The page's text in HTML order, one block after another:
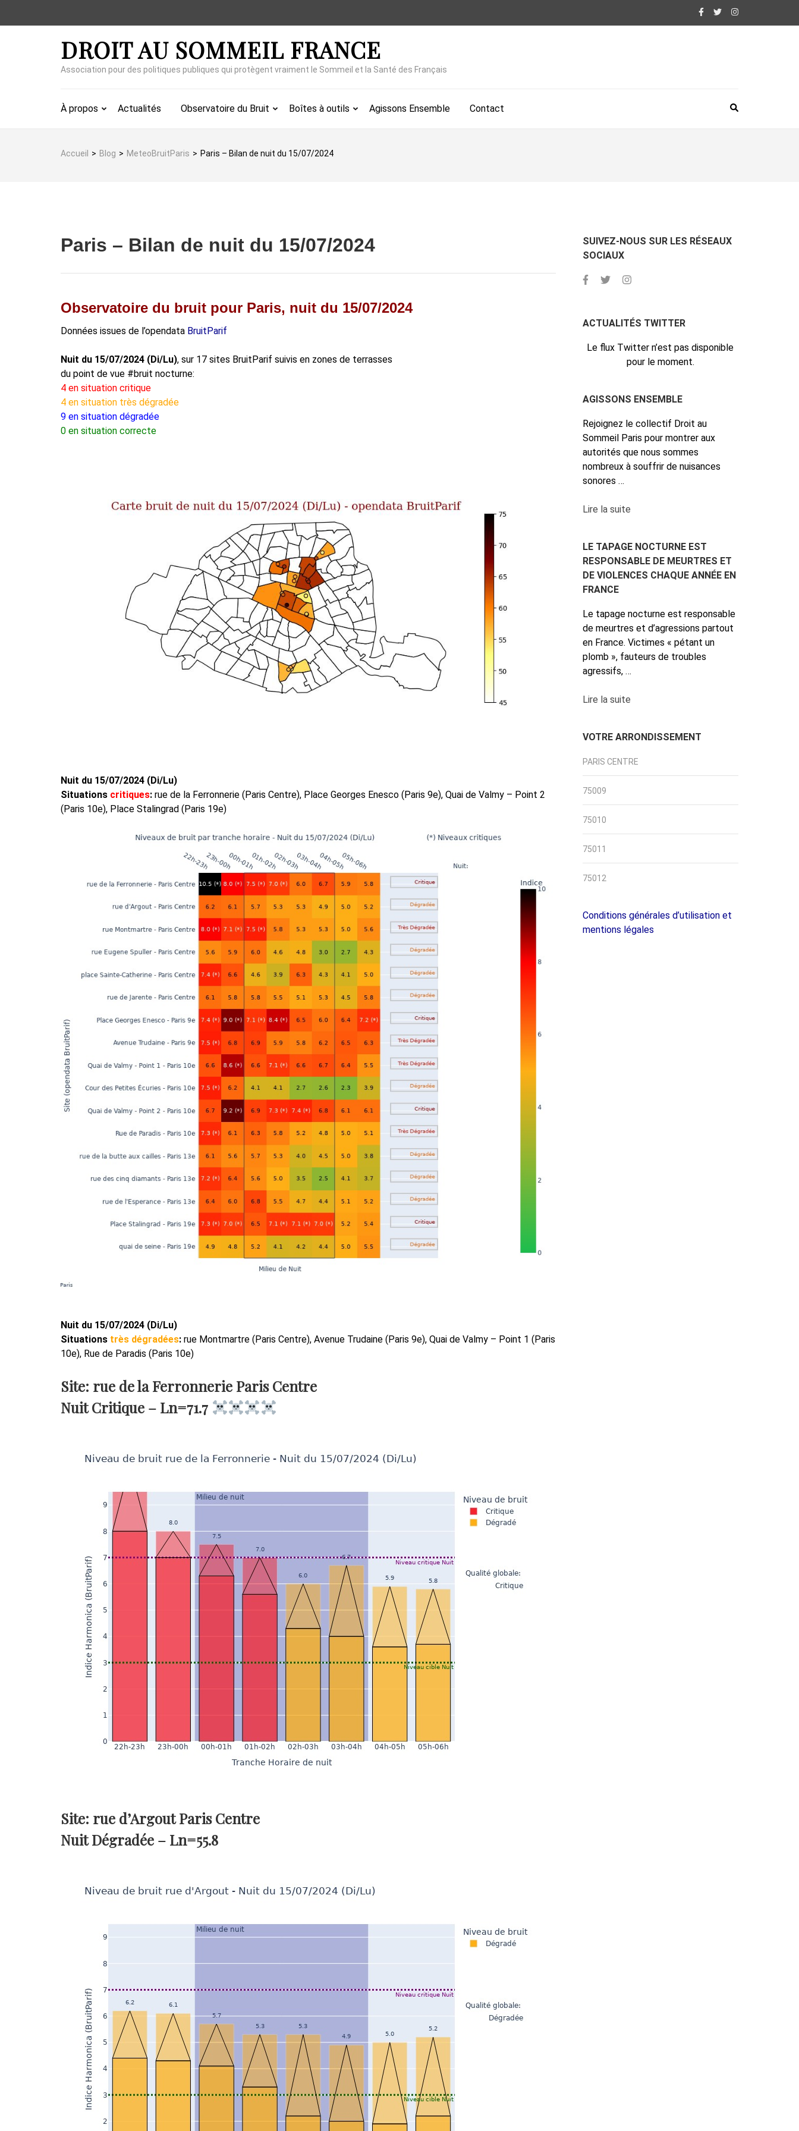
DROIT AU SOMMEIL FRANCE
Association pour des politiques publiques qui protègent vraiment le Sommeil et la Santé des Français
À propos Actualités Observatoire du Bruit Boîtes à outils Agissons Ensemble Contact
Accueil > Blog > MeteoBruitParis > Paris – Bilan de nuit du 15/07/2024
Paris – Bilan de nuit du 15/07/2024
Observatoire du bruit pour Paris, nuit du 15/07/2024
Données issues de l’opendata BruitParif
Nuit du 15/07/2024 (Di/Lu), sur 17 sites BruitParif suivis en zones de terrasses
du point de vue #bruit nocturne:
4 en situation critique
4 en situation très dégradée
9 en situation dégradée
0 en situation correcte
Nuit du 15/07/2024 (Di/Lu)
Situations critiques: rue de la Ferronnerie (Paris Centre), Place Georges Enesco (Paris 9e), Quai de Valmy – Point 2
(Paris 10e), Place Stalingrad (Paris 19e)
Nuit du 15/07/2024 (Di/Lu)
Situations très dégradées: rue Montmartre (Paris Centre), Avenue Trudaine (Paris 9e), Quai de Valmy – Point 1 (Paris
10e), Rue de Paradis (Paris 10e)
Site: rue de la Ferronnerie Paris Centre
Nuit Critique – Ln=71.7
Site: rue d’Argout Paris Centre
Nuit Dégradée – Ln=55.8
SUIVEZ-NOUS SUR LES RÉSEAUX
SOCIAUX
ACTUALITÉS TWITTER
Le flux Twitter n’est pas disponible
pour le moment.
AGISSONS ENSEMBLE
Rejoignez le collectif Droit au
Sommeil Paris pour montrer aux
autorités que nous sommes
nombreux à souffrir de nuisances
sonores …
Lire la suite
LE TAPAGE NOCTURNE EST
RESPONSABLE DE MEURTRES ET
DE VIOLENCES CHAQUE ANNÉE EN
FRANCE
Le tapage nocturne est responsable
de meurtres et d’agressions partout
en France. Victimes « pétant un
plomb », fauteurs de troubles
agressifs, …
Lire la suite
VOTRE ARRONDISSEMENT
PARIS CENTRE
75009
75010
75011
75012
Conditions générales d’utilisation et
mentions légales